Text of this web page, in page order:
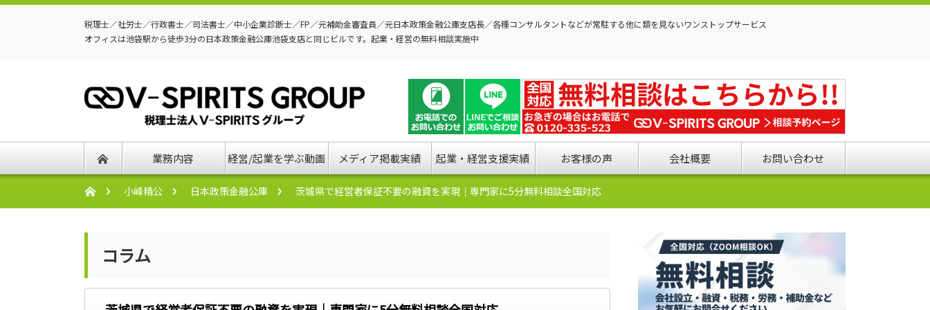
税理士／社労士／行政書士／司法書士／中小企業診断士／FP／元補助金審査員／元日本政策金融公庫支店長／各種コンサルタントなどが常駐する他に類を見ないワンストップサービス
オフィスは池袋駅から徒歩3分の日本政策金融公庫池袋支店と同じビルです。起業・経営の無料相談実施中
業務内容 経営/起業を学ぶ動画 メディア掲載実績 起業・経営支援実績 お客様の声 会社概要 お問い合わせ
小峰精公 日本政策金融公庫 茨城県で経営者保証不要の融資を実現｜専門家に5分無料相談全国対応
コラム